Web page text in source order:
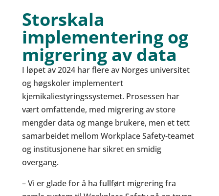
Storskala
implementering og
migrering av data
I løpet av 2024 har flere av Norges universitet
og høgskoler implementert
kjemikaliestyringssystemet. Prosessen har
vært omfattende, med migrering av store
mengder data og mange brukere, men et tett
samarbeidet mellom Workplace Safety-teamet
og institusjonene har sikret en smidig
overgang.
– Vi er glade for å ha fullført migrering fra